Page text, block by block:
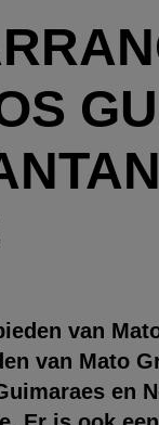
van
van Mato
en